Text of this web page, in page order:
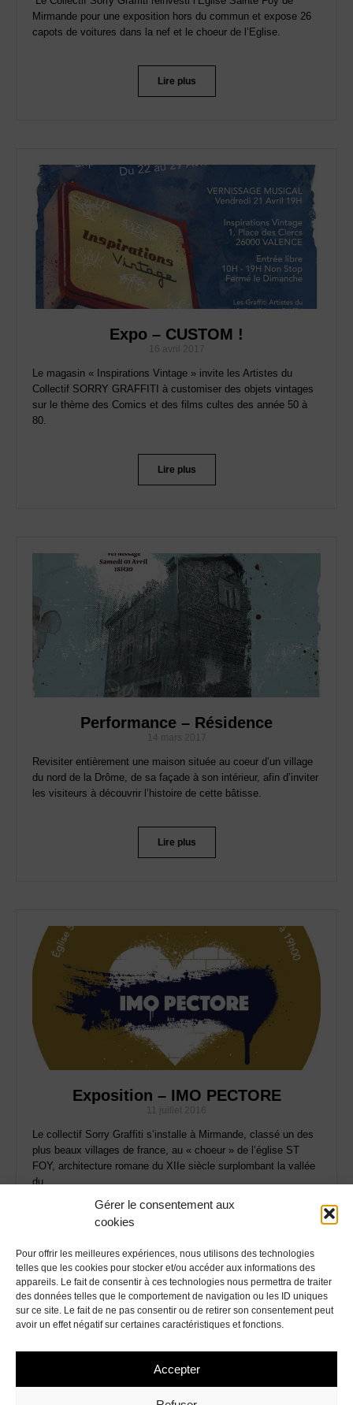
Gérer le consentement aux
cookies
Pour offrir les meilleures expériences, nous utilisons des technologies
telles que les cookies pour stocker et/ou accéder aux informations des
appareils. Le fait de consentir à ces technologies nous permettra de traiter
des données telles que le comportement de navigation ou les ID uniques
sur ce site. Le fait de ne pas consentir ou de retirer son consentement peut
avoir un effet négatif sur certaines caractéristiques et fonctions.
Accepter
Mirmande pour une exposition hors du commun et expose 26
capots de voitures dans la nef et le choeur de l’Eglise.
Lire plus
Expo – CUSTOM !
16 avril 2017
Le magasin « Inspirations Vintage » invite les Artistes du
Collectif SORRY GRAFFITI à customiser des objets vintages
sur le thème des Comics et des films cultes des année 50 à
80.
Lire plus
Performance – Résidence
14 mars 2017
Revisiter entièrement une maison située au coeur d’un village
du nord de la Drôme, de sa façade à son intérieur, afin d’inviter
les visiteurs à découvrir l’histoire de cette bâtisse.
Lire plus
Exposition – IMO PECTORE
11 juillet 2016
Le collectif Sorry Graffiti s’installe à Mirmande, classé un des
plus beaux villages de france, au « choeur » de l’église ST
FOY, architecture romane du XIIe siècle surplombant la vallée
du